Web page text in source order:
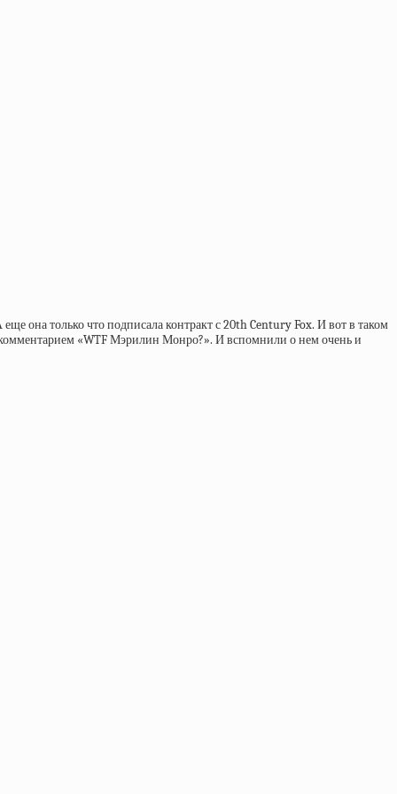
она только что подписала контракт с 20th Century Fox. И вот в таком
«WTF Мэрилин Монро?». И вспомнили о нем очень и